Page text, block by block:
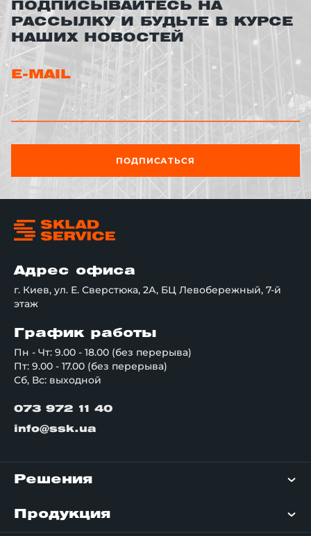
ПОДПИСЫВАЙТЕСЬ НА
РАССЫЛКУ И БУДЬТЕ В КУРСЕ
НАШИХ НОВОСТЕЙ
E-MAIL
ПОДПИСАТЬСЯ
Адрес офиса
г. Киев, ул. Е. Сверстюка, 2А, БЦ Левобережный, 7-й
этаж
График работы
Пн - Чт: 9.00 - 18.00 (без перерыва)
Пт: 9.00 - 17.00 (без перерыва)
Сб, Вс: выходной
073 972 11 40
info@ssk.ua
Решения
Продукция